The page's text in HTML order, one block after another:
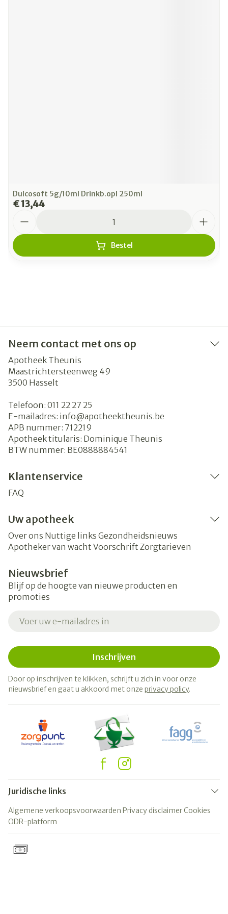
Dulcosoft 5g/10ml Drinkb.opl 250ml
€ 13,44
Bestel
Neem contact met ons op
Apotheek Theunis
Maastrichtersteenweg 49
3500 Hasselt
Telefoon: 011 22 27 25
E-mailadres: info@apotheektheunis.be
APB nummer: 712219
Apotheek titularis: Dominique Theunis
BTW nummer: BE0888884541
Klantenservice
FAQ
Uw apotheek
Over ons Nuttige links Gezondheidsnieuws
Apotheker van wacht Voorschrift Zorgtarieven
Nieuwsbrief
Blijf op de hoogte van nieuwe producten en
promoties
Inschrijven
Door op inschrijven te klikken, schrijft u zich in voor onze
nieuwsbrief en gaat u akkoord met onze privacy policy.
Juridische links
Algemene verkoopsvoorwaarden Privacy disclaimerCookies
ODR-platform